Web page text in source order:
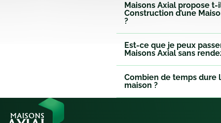
Maisons Axial propose
Construction d’une
?
Est-ce que je peux
Maisons Axial sans
Combien de temps dure
maison ?